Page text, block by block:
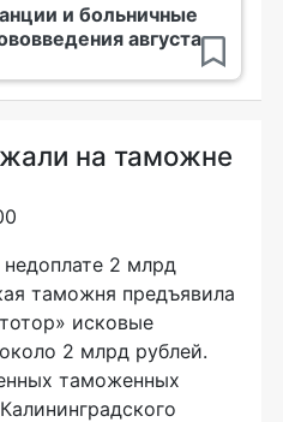
и больничные
августа
на таможне
2 млрд
таможня предъявила
исковые
2 млрд рублей.
таможенных